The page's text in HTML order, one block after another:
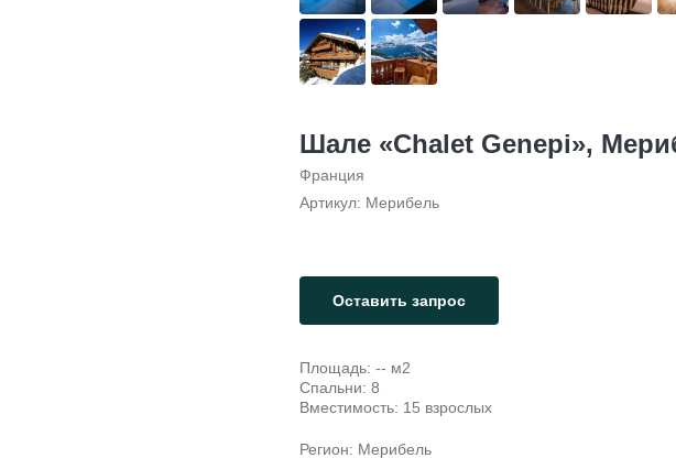
Шале «Chalet Genepi»,
Франция
Артикул: Мерибель
Оставить запрос
Площадь: -- м2
Спальни: 8
Вместимость: 15 взрослых
Регион: Мерибель